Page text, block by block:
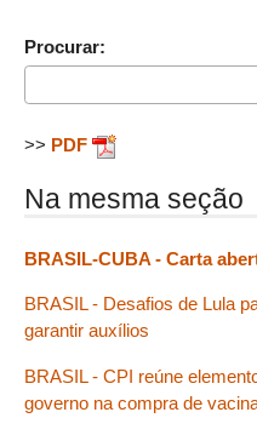
Procurar:
>> PDF
Na mesma seção
BRASIL-CUBA - Carta
BRASIL - Desafios de Lula
garantir auxílios
BRASIL - CPI reúne
governo na compra de